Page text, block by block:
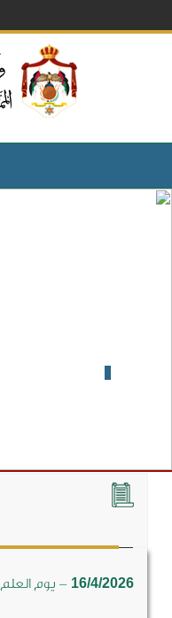
16/4/2026
-يوم العلم المزيد